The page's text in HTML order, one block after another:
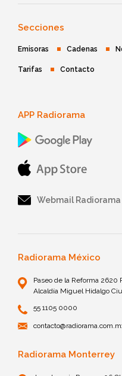
Secciones
Emisoras Cadenas
Tarifas Contacto
APP Radiorama
Webmail Radiorama
Radiorama México
Paseo de la Reforma 2620
Alcaldía Miguel Hidalgo
55 1105 0000
Radiorama Monterrey